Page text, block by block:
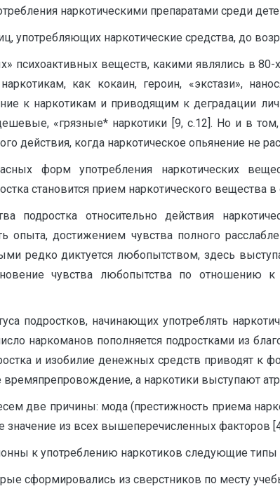
наркотическими препаратами среди
употребляющих наркотические средства, до
психоактивных веществ, какими являлись в
как кокаин, героин, «экстази»,
к наркотикам и приводящим к деградации
«грязные* наркотики [9, с.12]. Но и в
действия, когда наркотическое опьянение не
форм употребления наркотических
становится прием наркотического вещества в
подростка относительно действия
опыта, достижением чувства полного
редко диктуется любопытством, здесь
чувства любопытства по отношению
подростков, начинающих употреблять
наркоманов пополняется подростками из
и изобилие денежных средств приводят
времяпрепровождение, а наркотики выступают
две причины: мода (престижность приема
из всех вышеперечисленных факторов
к употреблению наркотиков следующие типы
сформировались из сверстников по месту